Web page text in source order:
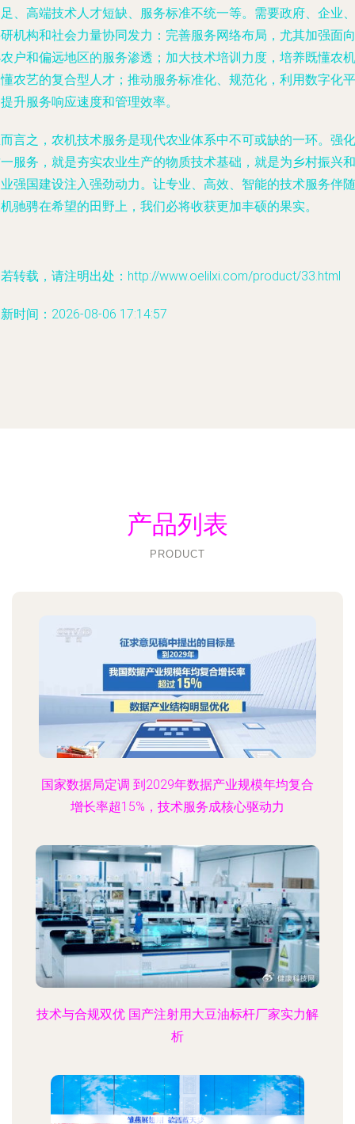
、高端技术人才短缺、服务标准不统一等。需要政府、企业、
机构和社会力量协同发力：完善服务网络布局，尤其加强面向
户和偏远地区的服务渗透；加大技术培训力度，培养既懂农机
农艺的复合型人才；推动服务标准化、规范化，利用数字化平
升服务响应速度和管理效率。
言之，农机技术服务是现代农业体系中不可或缺的一环。强化
服务，就是夯实农业生产的物质技术基础，就是为乡村振兴和
强国建设注入强劲动力。让专业、高效、智能的技术服务伴随
驰骋在希望的田野上，我们必将收获更加丰硕的果实。
转载，请注明出处：http://www.oelilxi.com/product/33.html
时间：2026-08-06 17:14:57
产品列表
PRODUCT
国家数据局定调 到2029年数据产业规模年均复合
增长率超15%，技术服务成核心驱动力
技术与合规双优 国产注射用大豆油标杆厂家实力解
析